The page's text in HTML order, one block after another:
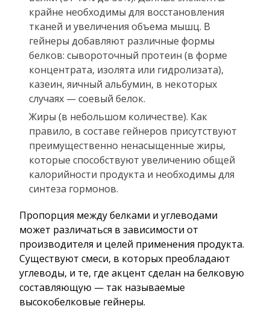
крайне необходимы для восстановления
тканей и увеличения объема мышц. В
гейнеры добавляют различные формы
белков: сывороточный протеин (в форме
концентрата, изолята или гидролизата),
казеин, яичный альбумин, в некоторых
случаях — соевый белок.
Жиры (в небольшом количестве). Как
правило, в составе гейнеров присутствуют
преимущественно ненасыщенные жиры,
которые способствуют увеличению общей
калорийности продукта и необходимы для
синтеза гормонов.
Пропорция между белками и углеводами
может различаться в зависимости от
производителя и целей применения продукта.
Существуют смеси, в которых преобладают
углеводы, и те, где акцент сделан на белковую
составляющую — так называемые
высокобелковые гейнеры.